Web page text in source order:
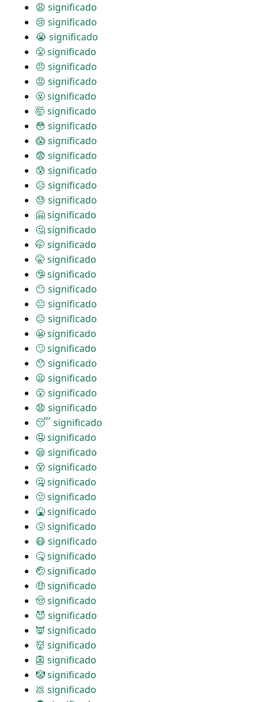
😩 significado
😢 significado
😭 significado
😤 significado
😠 significado
😡 significado
🤬 significado
🤯 significado
😳 significado
😱 significado
😨 significado
😰 significado
😥 significado
😓 significado
🤗 significado
🤔 significado
🤭 significado
🤫 significado
🤥 significado
😶 significado
😐 significado
😑 significado
😬 significado
🙄 significado
😯 significado
😦 significado
😮 significado
😧 significado
😴 significado
🤤 significado
😪 significado
😵 significado
🤐 significado
🤢 significado
🤮 significado
🤧 significado
😷 significado
🤒 significado
🤕 significado
🤑 significado
🤠 significado
😈 significado
👿 significado
👹 significado
👺 significado
🤡 significado
💩 significado